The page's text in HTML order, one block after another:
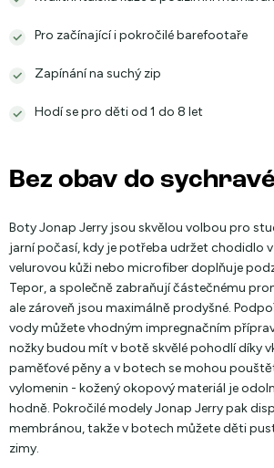
Pro začínající i pokročilé barefootaře
Zapínání na suchý zip
Hodí se pro děti od 1 do 8 let
Bez obav do
Boty Jonap Jerry jsou skvělou volbou pro
jarní počasí, kdy je potřeba udržet chodidlo
velurovou kůži nebo microfiber doplňuje
Tepor, a společně zabraňují částečnému
ale zároveň jsou maximálně prodyšné.
vody můžete vhodným impregnačním
nožky budou mít v botě skvělé pohodlí díky
paměťové pěny a v botech se mohou
vylomenin - kožený okopový materiál je
hodně. Pokročilé modely Jonap Jerry pak
membránou, takže v botech můžete děti
zimy.